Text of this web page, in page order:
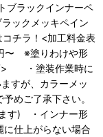
ブラックインナーペ
ックメッキペイン
チラ！<加工料金表
※塗りわけや形
> ・塗装作業時に
すが、カラーメッ
めご了承下さい。
す) ・インナー形
仕上がらない場合